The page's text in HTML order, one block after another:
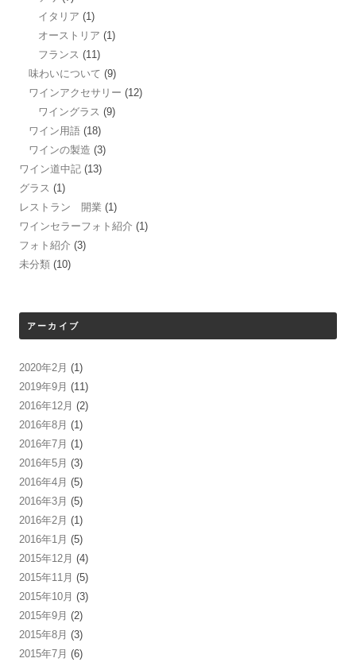
イタリア (1)
オーストリア (1)
フランス (11)
味わいについて (9)
ワインアクセサリー (12)
ワイングラス (9)
ワイン用語 (18)
ワインの製造 (3)
ワイン道中記 (13)
グラス (1)
レストラン 開業 (1)
ワインセラーフォト紹介 (1)
フォト紹介 (3)
未分類 (10)
アーカイブ
2020年2月 (1)
2019年9月 (11)
2016年12月 (2)
2016年8月 (1)
2016年7月 (1)
2016年5月 (3)
2016年4月 (5)
2016年3月 (5)
2016年2月 (1)
2016年1月 (5)
2015年12月 (4)
2015年11月 (5)
2015年10月 (3)
2015年9月 (2)
2015年8月 (3)
2015年7月 (6)